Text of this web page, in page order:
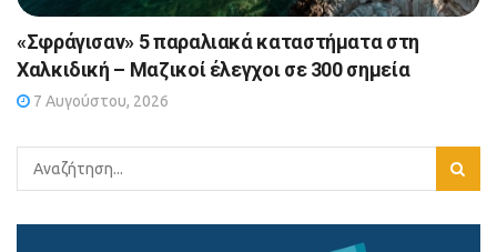
«Σφράγισαν» 5 παραλιακά καταστήματα στη
Χαλκιδική – Μαζικοί έλεγχοι σε 300 σημεία
7 Αυγούστου, 2026